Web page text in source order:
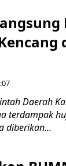
Daerah
terdampak
diberikan...